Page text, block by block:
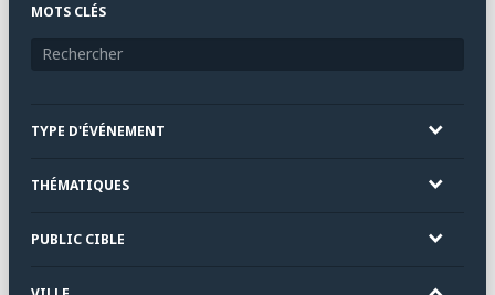
MOTS CLÉS
TYPE D'ÉVÉNEMENT
THÉMATIQUES
PUBLIC CIBLE